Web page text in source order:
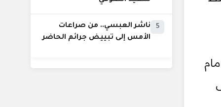
امام
5
ناشر العبسي.. من صراعات
الأمس إلى تبييض جرائم الحاضر